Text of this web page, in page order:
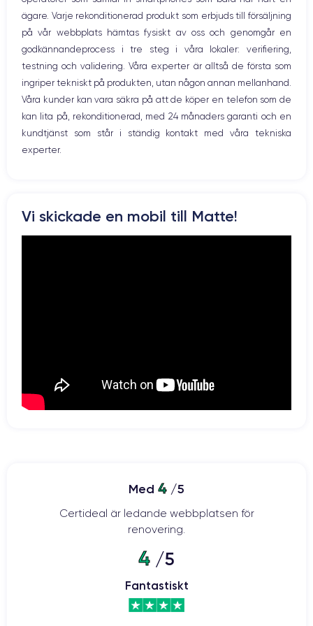
GPU 4 cœurs 3.1 GHz
12 Mpx 12 Mpx
Résolution vidéo
4K - 3840 x 2160 px
Recharge rapide
Oui, minimum 20W
Batterie Type de SIM
Pour découvrir toutes les caractéristiques de ce smartphone,
WiFi
Nätverk
Vibration
Prise USB
ägare. Varje rekonditionerad produkt som erbjuds till försäljning
på vår webbplats hämtas fysiskt av oss och genomgår en
godkännandeprocess i tre steg i våra lokaler: verifiering,
testning och validering. Våra experter är alltså de första som
ingriper tekniskt på produkten, utan någon annan mellanhand.
Våra kunder kan vara säkra på att de köper en telefon som de
kan lita på, rekonditionerad, med 24 månaders garanti och en
kundtjänst som står i ständig kontakt med våra tekniska
experter.
Vi skickade en mobil till Matte!
Med 4 /5
Certideal är ledande webbplatsen för
renovering.
4 /5
Fantastiskt